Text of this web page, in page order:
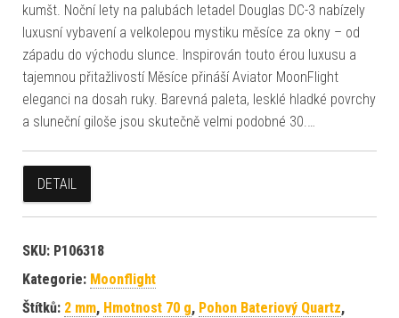
kumšt. Noční lety na palubách letadel Douglas DC-3 nabízely
luxusní vybavení a velkolepou mystiku měsíce za okny – od
západu do východu slunce. Inspirován touto érou luxusu a
tajemnou přitažlivostí Měsíce přináší Aviator MoonFlight
eleganci na dosah ruky. Barevná paleta, lesklé hladké povrchy
a sluneční giloše jsou skutečně velmi podobné 30.…
DETAIL
SKU: P106318
Kategorie: Moonflight
Štítků: 2 mm, Hmotnost 70 g, Pohon Bateriový Quartz,